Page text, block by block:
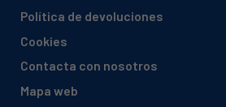
AEG, L72650H
Política de devoluciones
Cookies
Contacta con nosotros
Mapa web